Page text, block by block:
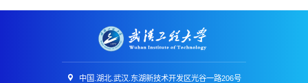
中国.湖北.武汉.东湖新技术开发区光谷一路206号